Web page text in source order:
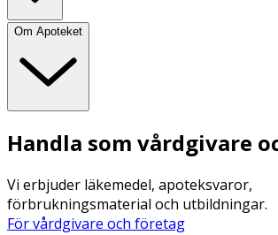
Om Apoteket
Handla som vårdgivare
Vi erbjuder läkemedel, apoteksvaror,
förbrukningsmaterial och utbildningar.
För vårdgivare och företag